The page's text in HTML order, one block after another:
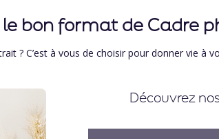
bon format de Cadre
? C’est à vous de choisir pour donner vie à
Découvrez